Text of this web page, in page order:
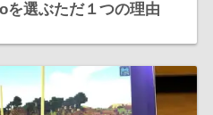
を選ぶただ１つの理由